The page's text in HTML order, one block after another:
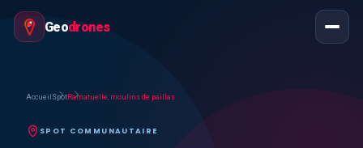
Geodrones
Accueil SpotRamatuelle, moulins de paillas
SPOT COMMUNAUTAIRE